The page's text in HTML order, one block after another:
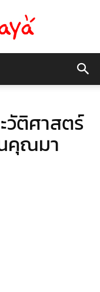
วัติศาสตร์
คุณมา